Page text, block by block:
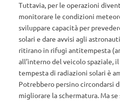
Tuttavia, per le operazioni
monitorare le condizioni
sviluppare capacità per
solari e dare avvisi agli
ritirano in rifugi antitempesta
all’interno del veicolo spaziale,
tempesta di radiazioni solari è
Potrebbero persino circondarsi
migliorare la schermatura. Ma